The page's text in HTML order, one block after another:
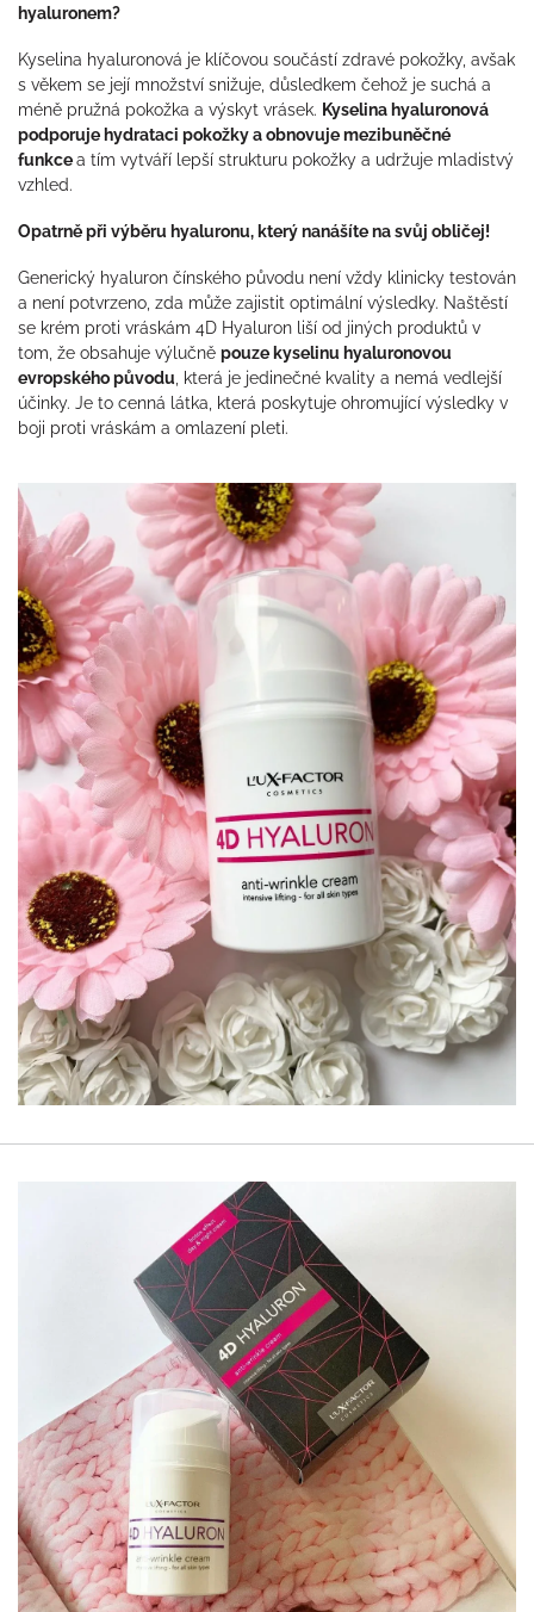
hyaluronem?
Kyselina hyaluronová je klíčovou součástí zdravé pokožky, avšak
s věkem se její množství snižuje, důsledkem čehož je suchá a
méně pružná pokožka a výskyt vrásek. Kyselina hyaluronová
podporuje hydrataci pokožky a obnovuje mezibuněčné
funkcea tím vytváří lepší strukturu pokožky a udržuje mladistvý
vzhled.
Opatrně při výběru hyaluronu, který nanášíte na svůj obličej!
Generický hyaluron čínského původu není vždy klinicky testován
a není potvrzeno, zda může zajistit optimální výsledky. Naštěstí
se krém proti vráskám 4D Hyaluron liší od jiných produktů v
tom, že obsahuje výlučně pouze kyselinu hyaluronovou
evropského původu , která je jedinečné kvality a nemá vedlejší
účinky. Je to cenná látka, která poskytuje ohromující výsledky v
boji proti vráskám a omlazení pleti.